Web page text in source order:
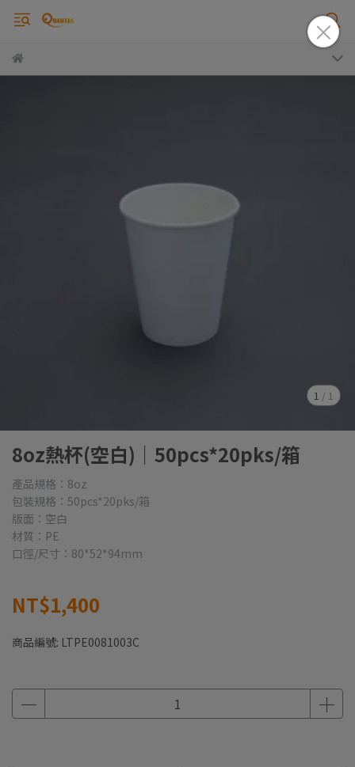
1 / 1
8oz熱杯(空白)｜50pcs*20pks/箱
產品規格：8oz
包裝規格：50pcs*20pks/箱
版面：空白
材質：PE
口徑/尺寸：80*52*94mm
NT$1,400
商品編號: LTPE0081003C